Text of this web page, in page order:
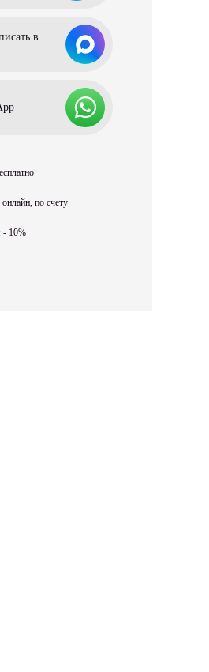
в
по счету
- 10%